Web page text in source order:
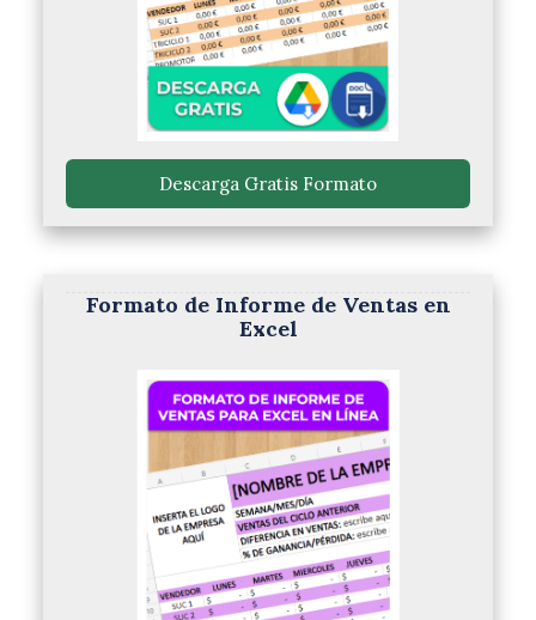
Descarga Gratis Formato
Formato de Informe de Ventas en
Excel